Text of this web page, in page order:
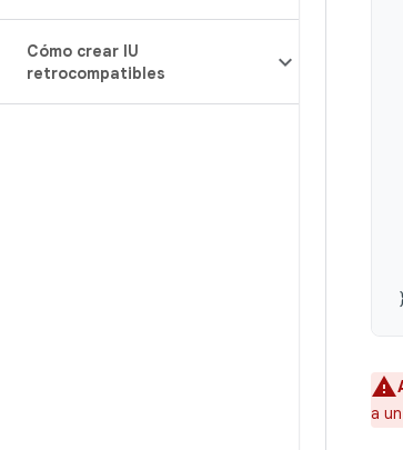
Cómo crear IU
retrocompatibles
a un